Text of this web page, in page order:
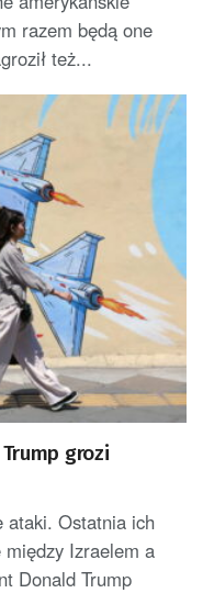
razem będą one
też...
grozi
ataki. Ostatnia ich
między Izraelem a
Donald Trump